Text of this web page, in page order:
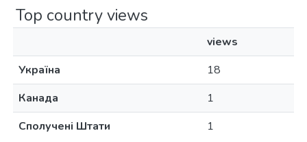
Top country views
views
Україна
18
Канада
1
Сполучені Штати
1